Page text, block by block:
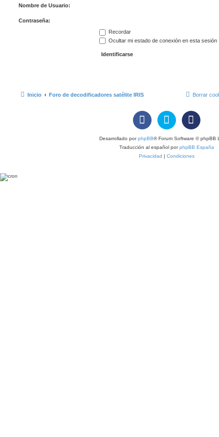
Nombre de Usuario:
Contraseña:
Recordar
Ocultar mi estado de conexión en esta sesión
Inicio Foro de decodificadores satélite IRIS Borrar
Desarrollado porphpBB® Forum Software © phpBB
Traducción al español porphpBB España
Privacidad | Condiciones